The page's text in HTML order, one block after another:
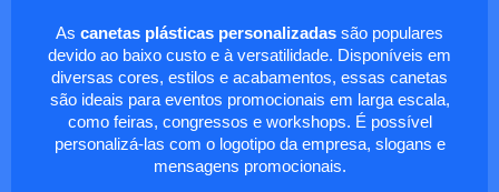
As canetas plásticas personalizadas são populares
devido ao baixo custo e à versatilidade. Disponíveis em
diversas cores, estilos e acabamentos, essas canetas
são ideais para eventos promocionais em larga escala,
como feiras, congressos e workshops. É possível
personalizá-las com o logotipo da empresa, slogans e
mensagens promocionais.